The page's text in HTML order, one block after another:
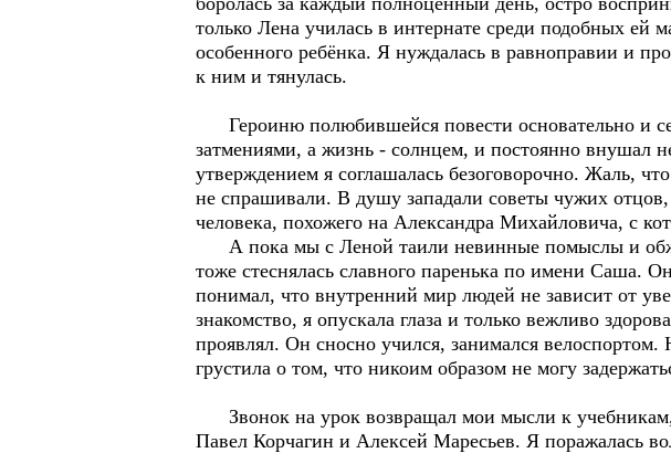
только Лена училась в интернате среди подобных ей
особенного ребёнка. Я нуждалась в равноправии и
к ним и тянулась.
Героиню полюбившейся повести основательно и
затмениями, а жизнь - солнцем, и постоянно внушал
утверждением я соглашалась безоговорочно. Жаль,
не спрашивали. В душу западали советы чужих
человека, похожего на Александра Михайловича, с
А пока мы с Леной таили невинные помыслы и
тоже стеснялась славного паренька по имени Саша.
понимал, что внутренний мир людей не зависит от
знакомство, я опускала глаза и только вежливо
проявлял. Он сносно учился, занимался
грустила о том, что никоим образом не могу
Звонок на урок возвращал мои мысли к
Павел Корчагин и Алексей Маресьев. Я поражалась